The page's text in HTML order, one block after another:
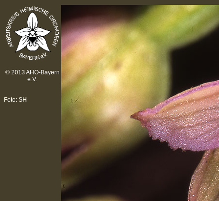
© 2013 AHO-Bayern
e.V.
Foto: SH